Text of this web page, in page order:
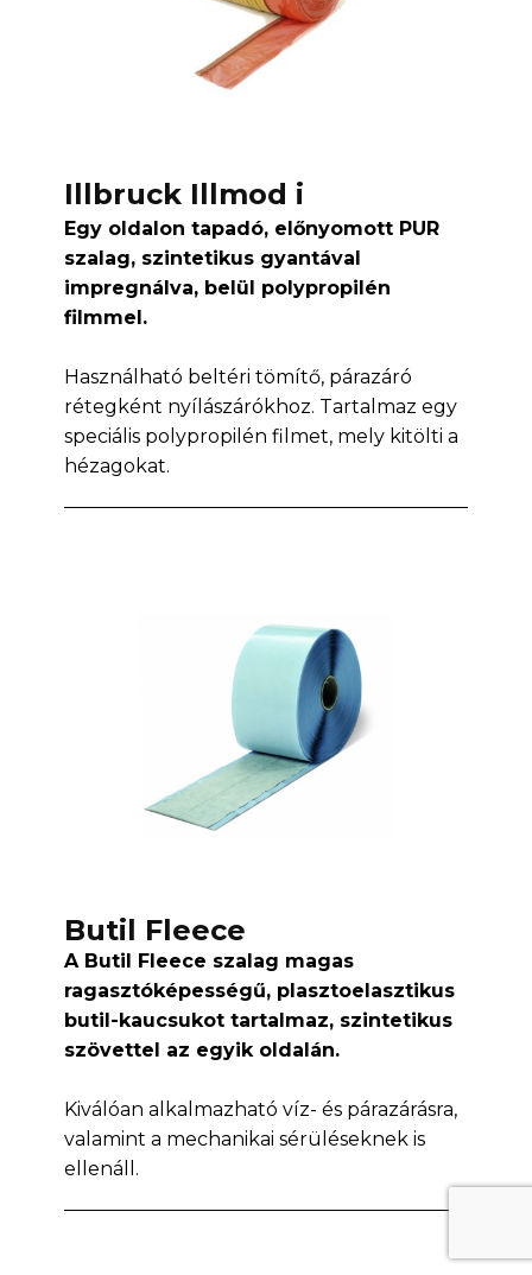
Illbruck Illmod i
Egy oldalon tapadó, előnyomott PUR
szalag, szintetikus gyantával
impregnálva, belül polypropilén
filmmel.
Használható beltéri tömítő, párazáró
rétegként nyílászárókhoz. Tartalmaz egy
speciális polypropilén filmet, mely kitölti a
hézagokat.
Butil Fleece
A Butil Fleece szalag magas
ragasztóképességű, plasztoelasztikus
butil-kaucsukot tartalmaz, szintetikus
szövettel az egyik oldalán.
Kiválóan alkalmazható víz- és párazárásra,
valamint a mechanikai sérüléseknek is
ellenáll.